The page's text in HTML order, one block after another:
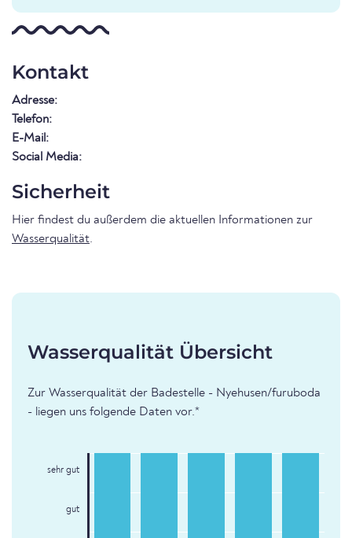
Kontakt
Adresse:
Telefon:
E-Mail:
Social Media:
Sicherheit
Hier findest du außerdem die aktuellen Informationen zur
Wasserqualität.
Wasserqualität Übersicht
Zur Wasserqualität der Badestelle - Nyehusen/furuboda
- liegen uns folgende Daten vor.*
sehr gut
gut